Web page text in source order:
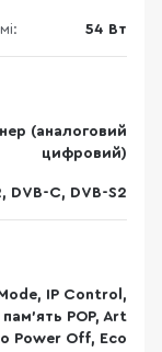
54 Вт
(аналоговий
цифровий)
DVB-C, DVB-S2
IP Control,
POP, Art
Power Off, Eco